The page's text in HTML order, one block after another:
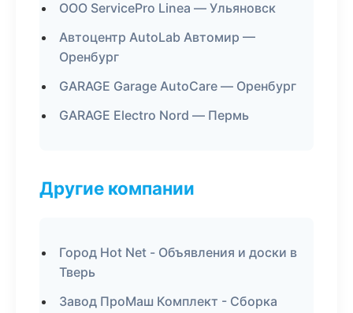
ООО ServicePro Linea — Ульяновск
Автоцентр AutoLab Автомир —
Оренбург
GARAGE Garage AutoCare — Оренбург
GARAGE Electro Nord — Пермь
Другие компании
Город Hot Net - Объявления и доски в
Тверь
Завод ПроМаш Комплект - Сборка